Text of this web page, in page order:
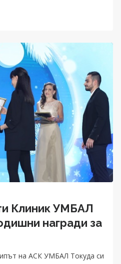
Клиник УМБАЛ
награди за
на АСК УМБАЛ Токуда си